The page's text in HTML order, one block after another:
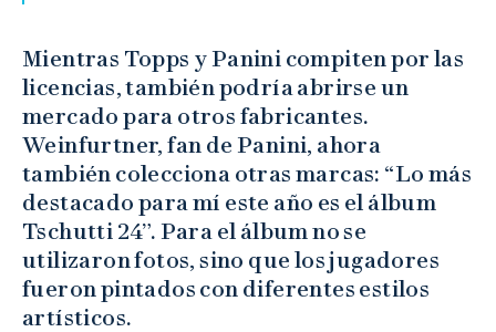
Mientras Topps y Panini compiten por las
licencias, también podría abrirse un
mercado para otros fabricantes.
Weinfurtner, fan de Panini, ahora
también colecciona otras marcas: “Lo más
destacado para mí este año es el álbum
Tschutti 24”. Para el álbum no se
utilizaron fotos, sino que los jugadores
fueron pintados con diferentes estilos
artísticos.